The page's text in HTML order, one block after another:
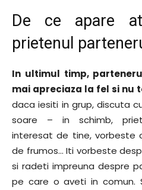
De ce apare
prietenul
In ultimul timp,
mai apreciaza la fel si nu
daca iesiti in grup, discuta
soare – in schimb,
interesat de tine,
de frumos… Iti vorbeste
si radeti impreuna despre
pe care o aveti in comun.